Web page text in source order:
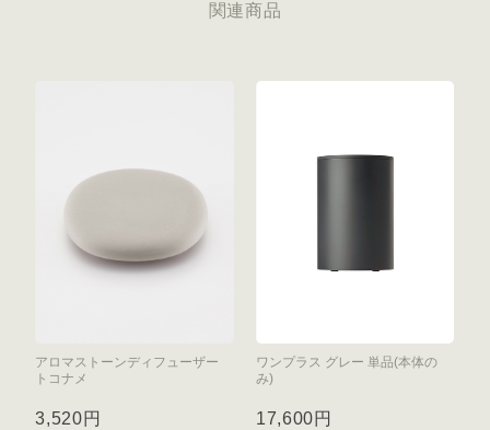
関連商品
アロマストーンディフューザー
トコナメ
3,520円
ワンプラス グレー 単品(本体の
み)
17,600円